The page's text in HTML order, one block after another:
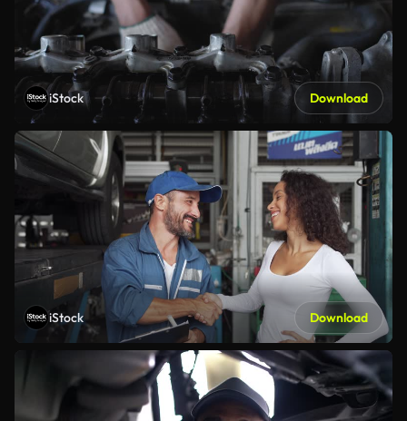
iStock Download
iStock Download